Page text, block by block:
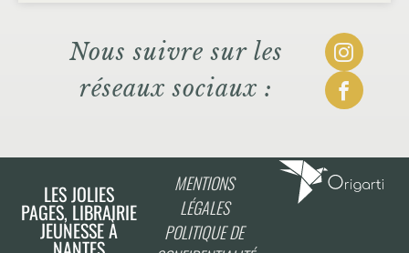
Nous suivre sur les
réseaux sociaux :
LES JOLIES
PAGES, LIBRAIRIE
JEUNESSE À
MENTIONS
LÉGALES
POLITIQUE DE